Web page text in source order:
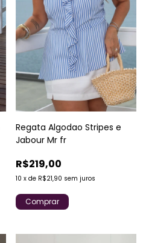
Regata Algodao Stripes e
Jabour Mr fr
R$219,00
10 x de R$21,90 sem juros
Comprar